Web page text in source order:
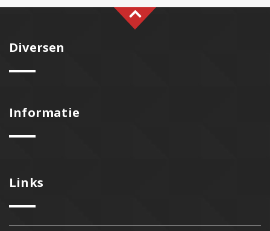
Diversen
Informatie
Links